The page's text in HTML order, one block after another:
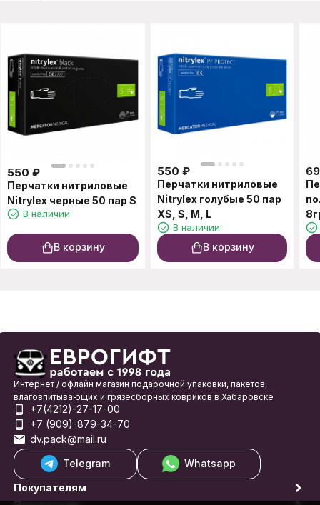
550 ₽
Перчатки нитриловые
Nitrylex черные 50 пар S
В наличии
В корзину
550 ₽
Перчатки нитриловые
Nitrylex голубые 50 пар
XS, S, M, L
В наличии
В корзину
69
Интернет / офлайн магазин подарочной упаковки, пакетов,
влаговпитывающих и грязесборных ковриков в Хабаровске
+7(4212)-27-17-00
+7 (909)-879-34-70
dv.pack@mail.ru
Telegram
Whatsapp
Покупателям